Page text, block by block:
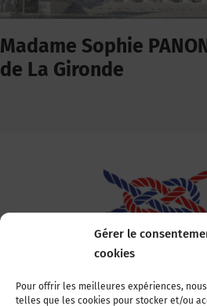
Gérer le
cookies
Pour offrir les meilleures expériences,
telles que les cookies pour stocker et/ou
Madame Sophie
de La Gironde
Association Nationale des